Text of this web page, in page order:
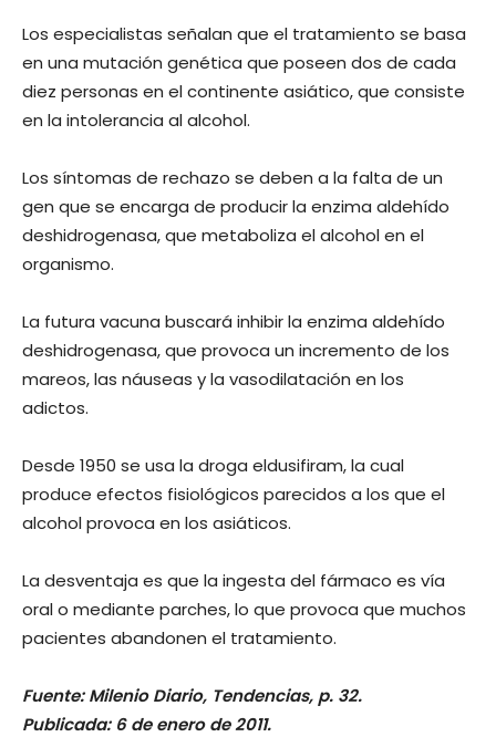
Los especialistas señalan que el tratamiento se basa
en una mutación genética que poseen dos de cada
diez personas en el continente asiático, que consiste
en la intolerancia al alcohol.
Los síntomas de rechazo se deben a la falta de un
gen que se encarga de producir la enzima aldehído
deshidrogenasa, que metaboliza el alcohol en el
organismo.
La futura vacuna buscará inhibir la enzima aldehído
deshidrogenasa, que provoca un incremento de los
mareos, las náuseas y la vasodilatación en los
adictos.
Desde 1950 se usa la droga eldusifiram, la cual
produce efectos fisiológicos parecidos a los que el
alcohol provoca en los asiáticos.
La desventaja es que la ingesta del fármaco es vía
oral o mediante parches, lo que provoca que muchos
pacientes abandonen el tratamiento.
Fuente: Milenio Diario, Tendencias, p. 32.
Publicada: 6 de enero de 2011.